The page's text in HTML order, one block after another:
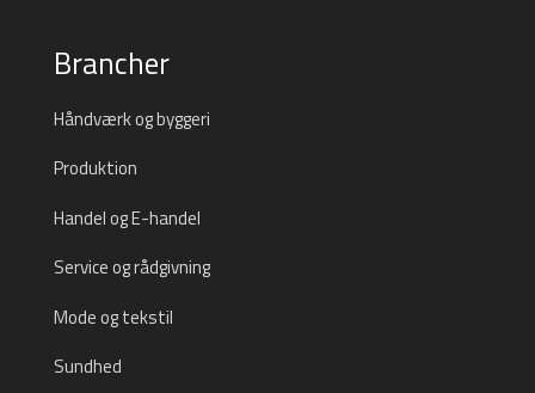
Brancher
Håndværk og byggeri
Produktion
Handel og E-handel
Service og rådgivning
Mode og tekstil
Sundhed